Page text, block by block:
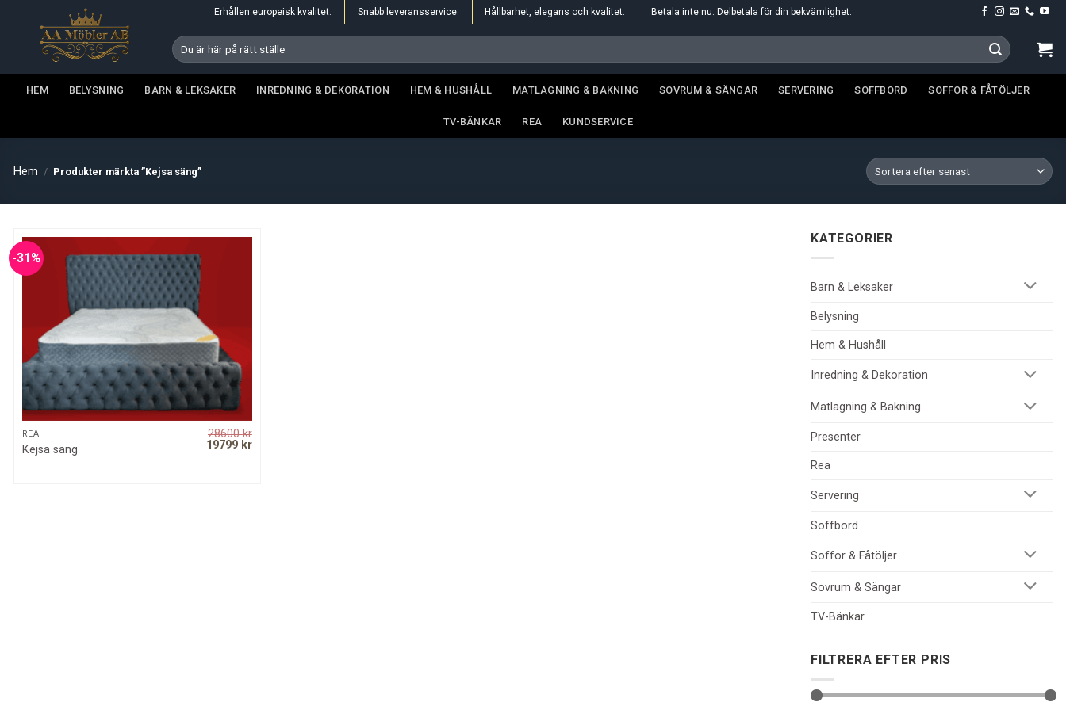
Erhållen europeisk kvalitet. Snabb leveransservice. Hållbarhet, elegans och kvalitet. Betala inte nu. Delbetala för din bekvämlighet.
Sök
efter:
HEM BELYSNING BARN & LEKSAKER INREDNING & DEKORATION HEM & HUSHÅLL MATLAGNING & BAKNING SOVRUM & SÄNGAR SERVERING SOFFBORD SOFFOR & FÅTÖLJER
TV-BÄNKAR REA KUNDSERVICE
Hem / Produkter märkta ”Kejsa säng”
-31%
REA
Kejsa säng
28600kr
Original
19799 krCurrent
KATEGORIER
Barn & Leksaker
Belysning
Hem & Hushåll
Inredning & Dekoration
Matlagning & Bakning
Presenter
Rea
Servering
Soffbord
Soffor & Fåtöljer
Sovrum & Sängar
TV-Bänkar
FILTRERA EFTER PRIS